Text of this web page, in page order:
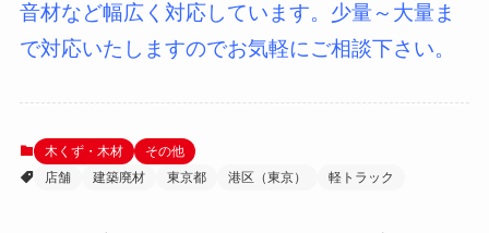
音材など幅広く対応しています。少量～大量ま
で対応いたしますのでお気軽にご相談下さい。
木くず・木材
その他
店舗
建築廃材 東京都 港区（東京） 軽トラック